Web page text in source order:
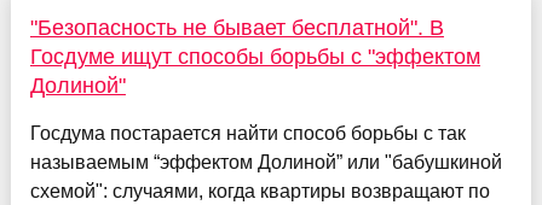
"Безопасность не бывает бесплатной". В
Госдуме ищут способы борьбы с "эффектом
Долиной"
Госдума постарается найти способ борьбы с так
называемым “эффектом Долиной” или "бабушкиной
схемой": случаями, когда квартиры возвращают по